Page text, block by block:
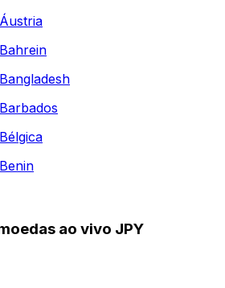
Áustria
Bahrein
Bangladesh
Barbados
Bélgica
Benin
ao vivo JPY